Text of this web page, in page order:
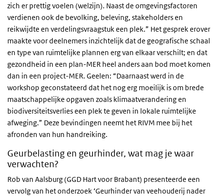
zich er prettig voelen (welzijn). Naast de omgevingsfactoren
verdienen ook de bevolking, beleving, stakeholders en
reikwijdte en verdelingsvraagstuk een plek.” Het gesprek erover
maakte voor deelnemers inzichtelijk dat de geografische schaal
en type van ruimtelijke plannen erg van elkaar verschilt; en dat
gezondheid in een plan-MER heel anders aan bod moet komen
dan in een project-MER. Geelen: “Daarnaast werd in de
workshop geconstateerd dat het nog erg moeilijk is om brede
maatschappelijke opgaven zoals klimaatverandering en
biodiversiteitsverlies een plek te geven in lokale ruimtelijke
afweging.” Deze bevindingen neemt het RIVM mee bij het
afronden van hun handreiking.
Geurbelasting en geurhinder, wat mag je waar
verwachten?
Rob van Aalsburg (GGD Hart voor Brabant) presenteerde een
vervolg van het onderzoek ‘Geurhinder van veehouderij nader